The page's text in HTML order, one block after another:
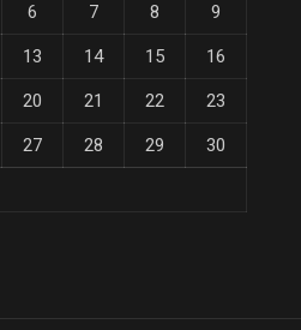
6 7 8 9
13 14 15 16
20 21 22 23
27 28 29 30